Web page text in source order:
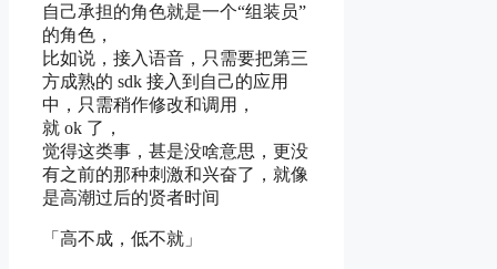
自己承担的角色就是一个“组装员”
的角色，
比如说，接入语音，只需要把第三
方成熟的 sdk 接入到自己的应用
中，只需稍作修改和调用，
就 ok 了，
觉得这类事，甚是没啥意思，更没
有之前的那种刺激和兴奋了，就像
是高潮过后的贤者时间
「高不成，低不就」